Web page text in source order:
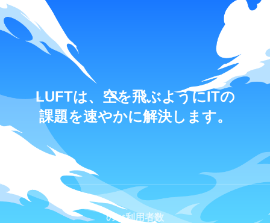
LUFTは、 空を飛ぶようにITの
課題を速やかに解決し ま す。
のべ利用者数